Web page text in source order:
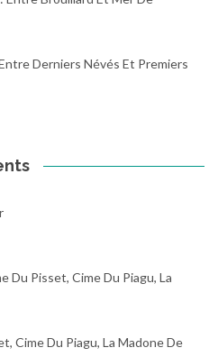
Derniers Névés Et Premiers
Du Pisset, Cime Du Piagu, La
Cime Du Piagu, La Madone De